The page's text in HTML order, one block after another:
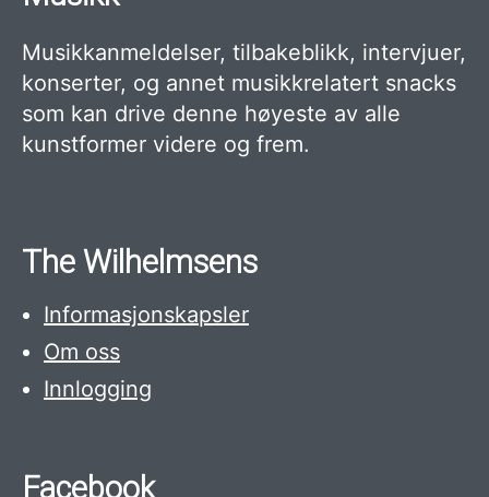
Musikkanmeldelser, tilbakeblikk, intervjuer,
konserter, og annet musikkrelatert snacks
som kan drive denne høyeste av alle
kunstformer videre og frem.
The Wilhelmsens
Informasjonskapsler
Om oss
Innlogging
Facebook